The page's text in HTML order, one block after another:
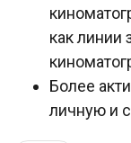
как линии
Более
личную и